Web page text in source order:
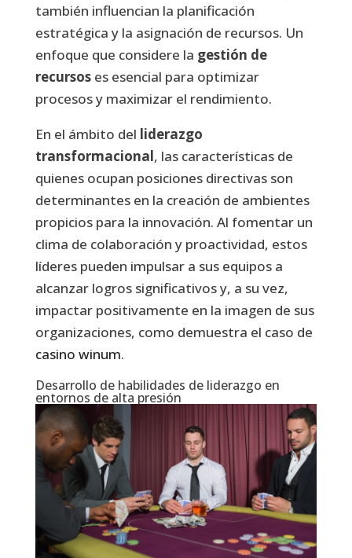
también influencian la planificación
estratégica y la asignación de recursos. Un
enfoque que considere la gestión de
recursoses esencial para optimizar
procesos y maximizar el rendimiento.
En el ámbito del liderazgo
transformacional, las características de
quienes ocupan posiciones directivas son
determinantes en la creación de ambientes
propicios para la innovación. Al fomentar un
clima de colaboración y proactividad, estos
líderes pueden impulsar a sus equipos a
alcanzar logros significativos y, a su vez,
impactar positivamente en la imagen de sus
organizaciones, como demuestra el caso de
casino winum.
Desarrollo de habilidades de liderazgo en
entornos de alta presión